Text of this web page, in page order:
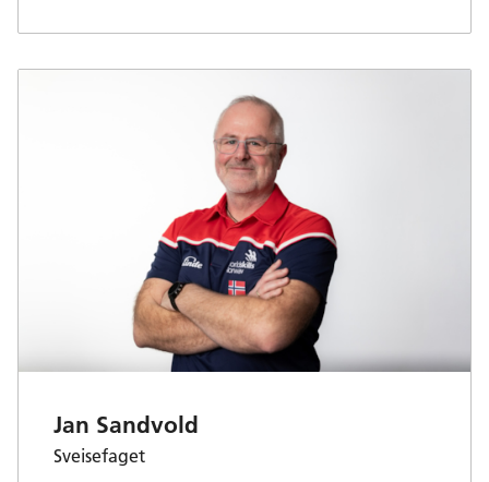
Jan Sandvold
Sveisefaget